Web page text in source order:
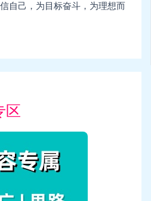
自己，为目标奋斗，为理想而
区